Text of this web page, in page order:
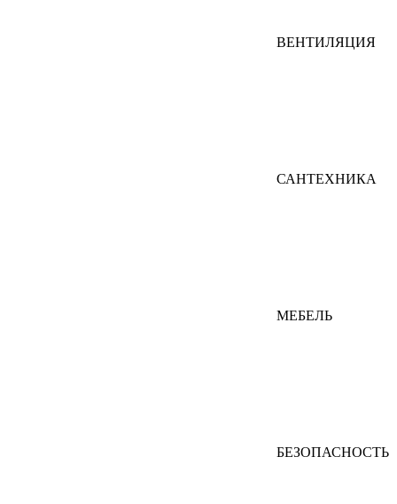
ВЕНТИЛЯЦИЯ
САНТЕХНИКА
МЕБЕЛЬ
БЕЗОПАСНОСТЬ